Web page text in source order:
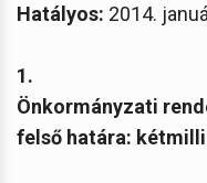
Hatályos: 2014.
1.
Önkormányzati
felső határa: